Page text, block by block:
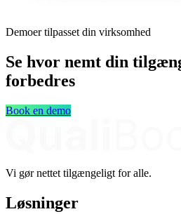
Demoer tilpasset din virksomhed
Se hvor nemt din
forbedres
Book en demo
Vi gør nettet tilgængeligt for alle.
Løsninger